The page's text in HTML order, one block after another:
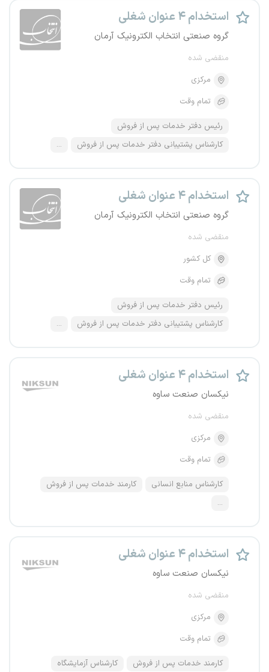
استخدام ۴ عنوان شغلی
گروه صنعتی انتخاب الکترونیک آرمان
منقضی شده
مرکزی
تمام وقت
رئیس دفتر خدمات پس از فروش
کارشناس پشتیبانی دفتر خدمات پس از فروش
...
استخدام ۴ عنوان شغلی
گروه صنعتی انتخاب الکترونیک آرمان
منقضی شده
کل کشور
تمام وقت
رئیس دفتر خدمات پس از فروش
کارشناس پشتیبانی دفتر خدمات پس از فروش
...
استخدام ۴ عنوان شغلی
نیکسان صنعت ساوه
منقضی شده
مرکزی
تمام وقت
کارشناس منابع انسانی
کارمند خدمات پس از فروش
...
استخدام ۴ عنوان شغلی
نیکسان صنعت ساوه
منقضی شده
مرکزی
تمام وقت
کارمند خدمات پس از فروش
کارشناس آزمایشگاه